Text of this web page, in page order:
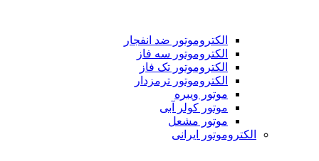
الکتروموتور ضد انفجار
الکتروموتور سه فاز
الکتروموتور تک فاز
الکتروموتور ترمزدار
موتور ویبره
موتور کولر آبی
موتور مشعل
الکتروموتور ایرانی